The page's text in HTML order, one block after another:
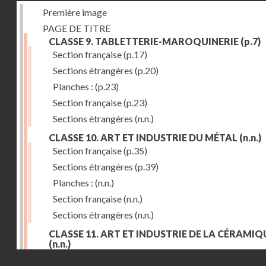
Première image
PAGE DE TITRE
CLASSE 9. TABLETTERIE-MAROQUINERIE (p.7)
Section française(p.17)
Sections étrangères (p.20)
Planches : (p.23)
Section française(p.23)
Sections étrangères (n.n.)
CLASSE 10. ART ET INDUSTRIE DU MÉTAL (n.n.)
Section française(p.35)
Sections étrangères (p.39)
Planches : (n.n.)
Section française(n.n.)
Sections étrangères (n.n.)
CLASSE 11. ART ET INDUSTRIE DE LA
(n.n.)